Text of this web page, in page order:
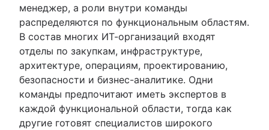
менеджер, а роли внутри команды
распределяются по функциональным областям.
В состав многих ИТ-организаций входят
отделы по закупкам, инфраструктуре,
архитектуре, операциям, проектированию,
безопасности и бизнес-аналитике. Одни
команды предпочитают иметь экспертов в
каждой функциональной области, тогда как
другие готовят специалистов широкого